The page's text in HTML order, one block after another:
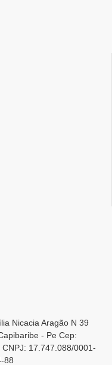
Nicacia Aragão N 39
- Pe Cep:
17.747.088/0001-
88